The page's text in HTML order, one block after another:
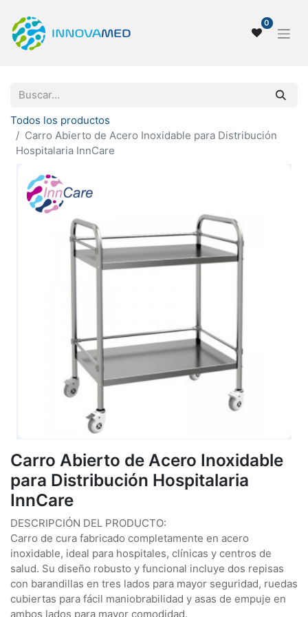
0
Todos los productos
Carro Abierto de Acero Inoxidable para Distribución
Hospitalaria InnCare
Carro Abierto de Acero Inoxidable
para Distribución Hospitalaria
InnCare
DESCRIPCIÓN DEL PRODUCTO:
Carro de cura fabricado completamente en acero
inoxidable, ideal para hospitales, clínicas y centros de
salud. Su diseño robusto y funcional incluye dos repisas
con barandillas en tres lados para mayor seguridad, ruedas
cubiertas para fácil maniobrabilidad y asas de empuje en
ambos lados para mayor comodidad.